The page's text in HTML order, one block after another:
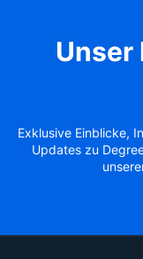
Unser
Exklusive Einblicke,
Updates zu